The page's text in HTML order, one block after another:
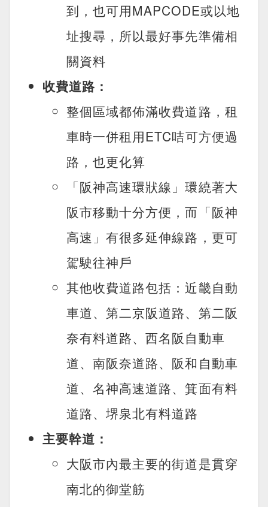
到，也可用MAPCODE或以地
址搜尋，所以最好事先準備相
關資料
收費道路：
整個區域都佈滿收費道路，租
車時一併租用ETC咭可方便過
路，也更化算
「阪神高速環狀線」環繞著大
阪市移動十分方便，而「阪神
高速」有很多延伸線路，更可
駕駛往神戶
其他收費道路包括：近畿自動
車道、第二京阪道路、第二阪
奈有料道路、西名阪自動車
道、南阪奈道路、阪和自動車
道、名神高速道路、箕面有料
道路、堺泉北有料道路
主要幹道：
大阪市內最主要的街道是貫穿
南北的御堂筋